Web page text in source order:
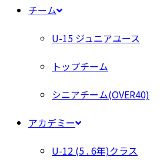
チーム
U-15 ジュニアユース
トップチーム
シニアチーム(OVER40)
アカデミー
U-12 (5 . 6年)クラス